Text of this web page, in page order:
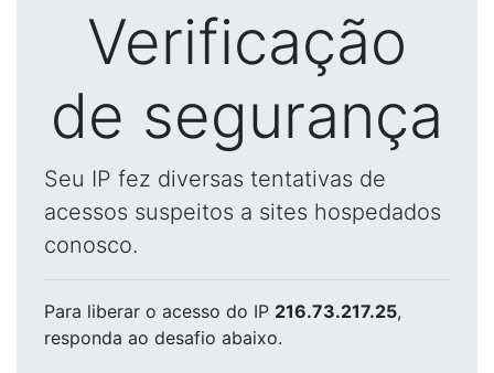
Verificação
de segurança
Seu IP fez diversas tentativas de
acessos suspeitos a sites hospedados
conosco.
Para liberar o acesso do IP 216.73.217.25,
responda ao desafio abaixo.